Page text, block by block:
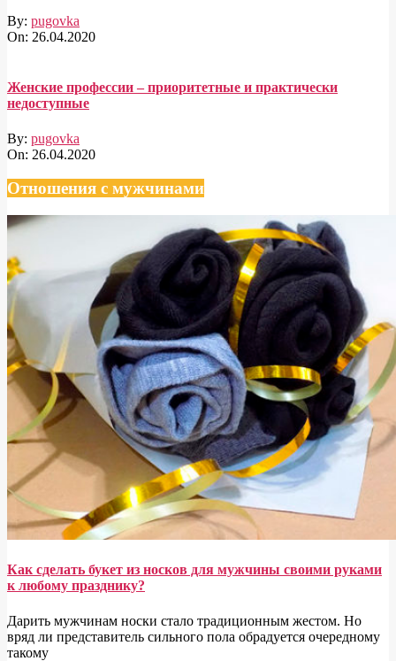
By: pugovka
On: 26.04.2020
Женские профессии – приоритетные и практически
недоступные
By: pugovka
On: 26.04.2020
Отношения с мужчинами
Как сделать букет из носков для мужчины своими руками
к любому празднику?
Дарить мужчинам носки стало традиционным жестом. Но
вряд ли представитель сильного пола обрадуется очередному
такому